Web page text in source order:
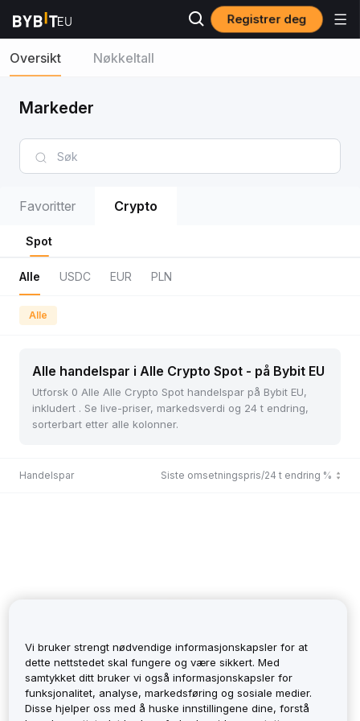
Registrer deg
Oversikt Nøkkeltall
Markeder
Favoritter Crypto
Spot
Alle USDC EUR PLN
Alle
Alle handelspar i Alle Crypto Spot - på Bybit EU
Utforsk 0 Alle Alle Crypto Spot handelspar på Bybit EU,
inkludert . Se live-priser, markedsverdi og 24 t endring,
sorterbart etter alle kolonner.
Handelspar Siste omsetningspris/24 t endring %
No Records
Vi bruker strengt nødvendige informasjonskapsler for at
dette nettstedet skal fungere og være sikkert. Med
samtykket ditt bruker vi også informasjonskapsler for
funksjonalitet, analyse, markedsføring og sosiale medier.
Disse hjelper oss med å huske innstillingene dine, forstå